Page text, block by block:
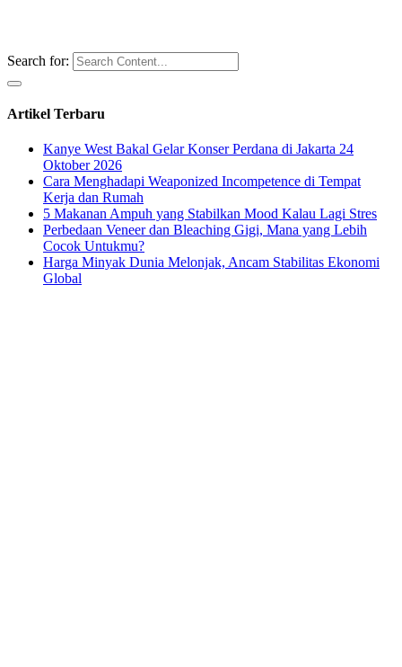
Search for:
Artikel Terbaru
Kanye West Bakal Gelar Konser Perdana di Jakarta 24
Oktober 2026
Cara Menghadapi Weaponized Incompetence di Tempat
Kerja dan Rumah
5 Makanan Ampuh yang Stabilkan Mood Kalau Lagi Stres
Perbedaan Veneer dan Bleaching Gigi, Mana yang Lebih
Cocok Untukmu?
Harga Minyak Dunia Melonjak, Ancam Stabilitas Ekonomi
Global